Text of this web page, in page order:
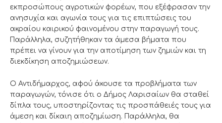
εκπροσώπους αγροτικών φορέων, που εξέφρασαν την
ανησυχία και αγωνία τους για τις επιπτώσεις του
ακραίου καιρικού φαινομένου στην παραγωγή τους.
Παράλληλα, συζητήθηκαν τα άμεσα βήματα που
πρέπει να γίνουν για την αποτίμηση των ζημιών και τη
διεκδίκηση αποζημιώσεων.
Ο Αντιδήμαρχος, αφού άκουσε τα προβλήματα των
παραγωγών, τόνισε ότι ο Δήμος Λαρισαίων θα σταθεί
δίπλα τους, υποστηρίζοντας τις προσπάθειές τους για
άμεση και δίκαιη αποζημίωση. Παράλληλα, θα